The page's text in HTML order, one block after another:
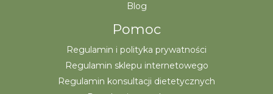
Blog
Pomoc
Regulamin i polityka prywatności
Regulamin sklepu internetowego
Regulamin konsultacji dietetycznych